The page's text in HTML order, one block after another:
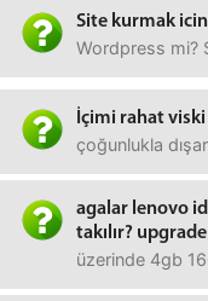
Site kurmak
Wordpress mi?
İçimi rahat
çoğunlukla
agalar lenovo
takılır?
üzerinde 4gb